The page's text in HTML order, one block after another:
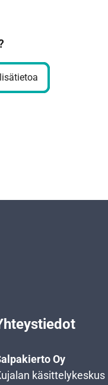
Oy
käsittelykeskus